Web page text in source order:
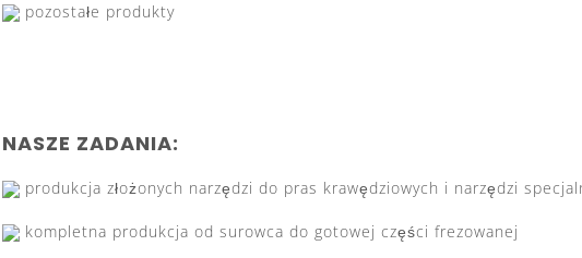
pozostałe produkty
NASZE ZADANIA:
produkcja złożonych narzędzi do pras krawędziowych i narzędzi
kompletna produkcja od surowca do gotowej części frezowanej